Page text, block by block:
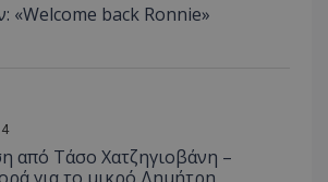
«Welcome back Ronnie»
από Τάσο Χατζηγιοβάνη –